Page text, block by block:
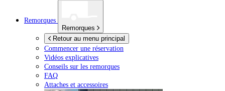
Remorques
Remorques
Retour au menu principal
Commencer une réservation
Vidéos explicatives
Conseils sur les remorques
FAQ
Attaches et accessoires